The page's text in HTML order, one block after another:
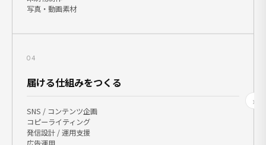
写真・動画素材
04
届ける仕組みをつくる
SNS / コンテンツ企画
コピーライティング
発信設計 / 運用支援
›